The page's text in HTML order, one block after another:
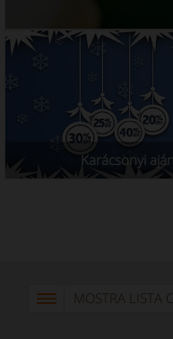
Karácsonyi
MOSTRA LISTA